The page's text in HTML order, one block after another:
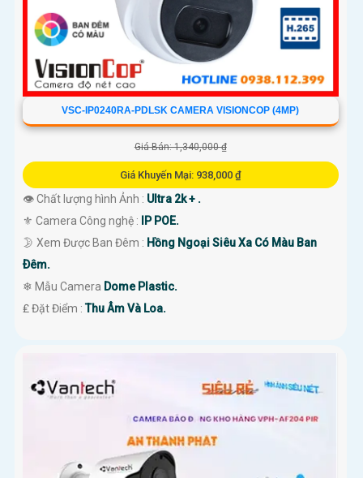
VSC-IP0240RA-PDLSK CAMERA VISIONCOP (4MP)
Giá Bán: 1,340,000 ₫
Giá Khuyến Mại: 938,000 ₫
👁 Chất lượng hình Ảnh : Ultra 2k + .
⚜️ Camera Công nghệ : IP POE.
🌛 Xem Được Ban Đêm : Hồng Ngoại Siêu Xa Có Màu Ban
Ðêm.
❄ Mẫu Camera Dome Plastic.
️₤ Đặt Điểm :Thu Âm Và Loa.